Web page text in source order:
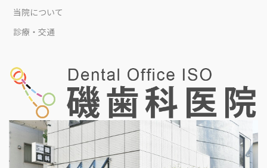
当院について
診療・交通